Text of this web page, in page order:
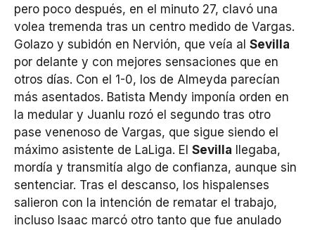
pero poco después, en el minuto 27, clavó una
volea tremenda tras un centro medido de Vargas.
Golazo y subidón en Nervión, que veía al Sevilla
por delante y con mejores sensaciones que en
otros días. Con el 1-0, los de Almeyda parecían
más asentados. Batista Mendy imponía orden en
la medular y Juanlu rozó el segundo tras otro
pase venenoso de Vargas, que sigue siendo el
máximo asistente de LaLiga. El Sevilla llegaba,
mordía y transmitía algo de confianza, aunque sin
sentenciar. Tras el descanso, los hispalenses
salieron con la intención de rematar el trabajo,
incluso Isaac marcó otro tanto que fue anulado